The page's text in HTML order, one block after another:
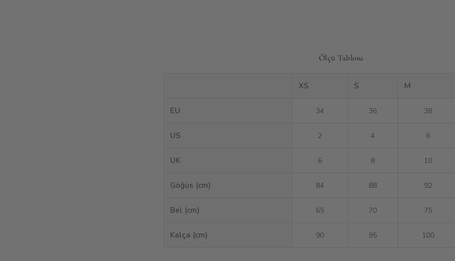
Ölçü Tablosu
XS S M
EU 34 36 38
US 2 4 6
UK 6 8 10
Göğüs (cm) 84 88 92
Bel (cm) 65 70 75
Kalça (cm) 90 95 100